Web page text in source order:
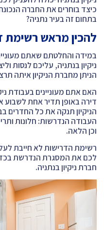
כיצד בוחרים את החברה
בתחום זה בעיר נתניה?
להכין מראש רשימת
במידה והחלטתם שאתם
ניקיון בנתניה, עליכם לנסות
הניתן מחברת הניקיון איתה
האם אתם מעוניינים בעבודת
דירה באופן תדיר אחת לשבוע
הניקיון תנקה את כל החדרים
העבודה הנדרשות: חלונות
וכן הלאה.
רשימת הדרישות לא חייבת
לכם את המסגרת הנדרשת
חברת ניקיון בנתניה.